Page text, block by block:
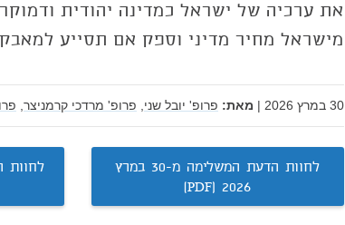
את ערכיה של ישראל כמדינה יהודית
מישראל מחיר מדיני וספק אם תסייע
30 במרץ 2026 | מאת: פרופ' יובל שני, פרופ' מרדכי קרמניצר,
לחוות הדעת המשלימה מ-30 במרץ
2026 (PDF)